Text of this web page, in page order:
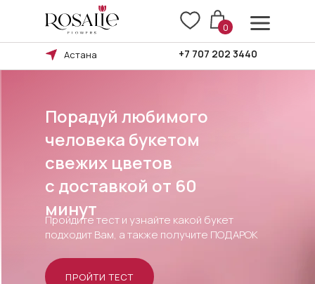
+7 707 202 3440
0
Астана
Оплата и доставка
Порадуй любимого
человека букетом
свежих цветов
c доставкой от 60
минут
Пройдите тест и узнайте какой букет
подходит Вам, а также получите ПОДАРОК
ПРОЙТИ ТЕСТ